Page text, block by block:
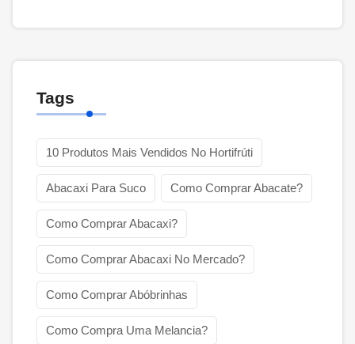
Tags
10 Produtos Mais Vendidos No Hortifrúti
Abacaxi Para Suco Como Comprar Abacate?
Como Comprar Abacaxi?
Como Comprar Abacaxi No Mercado?
Como Comprar Abóbrinhas
Como Compra Uma Melancia?